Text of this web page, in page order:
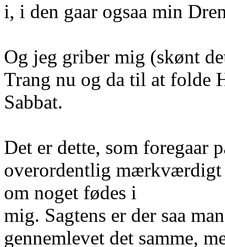
i, i den gaar ogsaa min
Og jeg griber mig (skønt
Trang nu og da til at folde
Sabbat.
Det er dette, som foregaar
overordentlig
om noget fødes i
mig. Sagtens er der saa
gennemlevet det samme,